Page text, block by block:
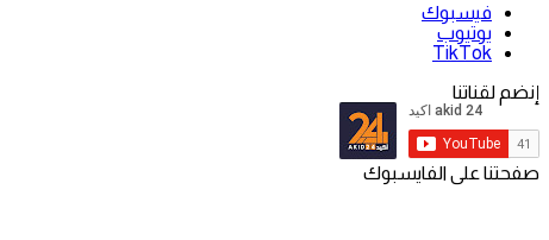
فيسبوك
يوتيوب
‫TikTok
إنضم لقناتنا
صفحتنا على الفايسبوك